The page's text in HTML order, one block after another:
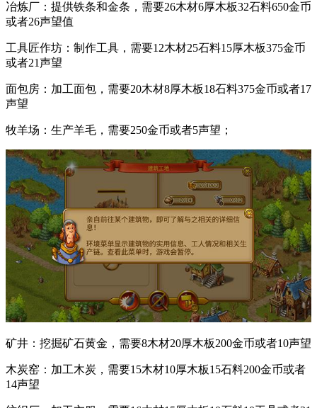
冶炼厂：提供铁条和金条，需要26木材6厚木板32石料650金币
或者26声望值
工具匠作坊：制作工具，需要12木材25石料15厚木板375金币
或者21声望
面包房：加工面包，需要20木材8厚木板18石料375金币或者17
声望
牧羊场：生产羊毛，需要250金币或者5声望；
矿井：挖掘矿石黄金，需要8木材20厚木板200金币或者10声望
木炭窑：加工木炭，需要15木材10厚木板15石料200金币或者
14声望